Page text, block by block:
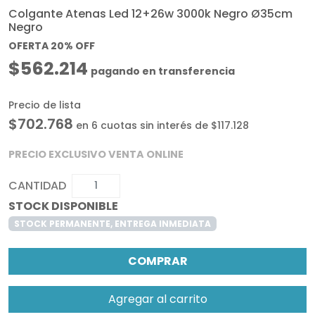
Colgante Atenas Led 12+26w 3000k Negro Ø35cm
Negro
OFERTA 20% OFF
$562.214 pagando en transferencia
Precio de lista
$702.768 en 6 cuotas sin interés de $117.128
PRECIO EXCLUSIVO VENTA ONLINE
CANTIDAD
STOCK DISPONIBLE
STOCK PERMANENTE, ENTREGA INMEDIATA
COMPRAR
Agregar al carrito